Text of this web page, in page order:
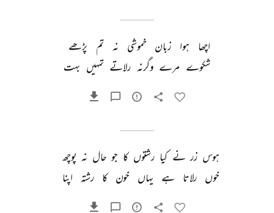
اچھا ہوا زبان خموشی نہ تم
پڑھے
شکوے مرے وگرنہ رلاتے تمہیں بہت
ہوس زر نے کیا رشتوں کا جو حال نہ پوچھ
خوں رلاتا ہے یہاں خون کا رشتہ اپنا